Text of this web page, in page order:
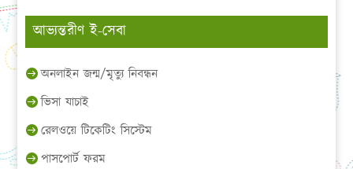
আভ্যন্তরীণ ই-সেবা
অনলাইন জন্ম/মৃত্যু নিবন্ধন
ভিসা যাচাই
রেলওয়ে টিকেটিং সিস্টেম
পাসপোর্ট ফরম